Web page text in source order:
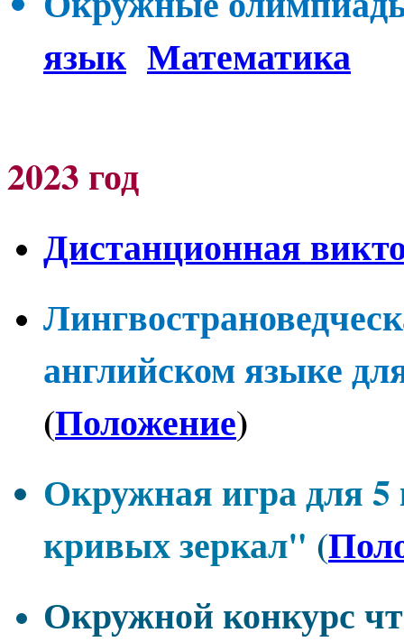
язык Математика
2023 год
Дистанционная
английском языке
(Положение)
Окружная игра для 5
кривых зеркал" (
Окружной конкурс